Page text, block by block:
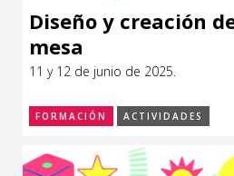
Diseño y creación
mesa
11 y 12 de junio de 2025.
FORMACIÓN ACTIVIDADES